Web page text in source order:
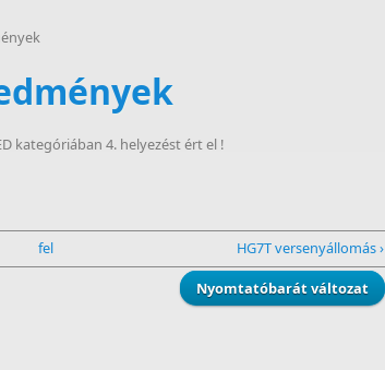
kategóriában 4. helyezést ért el !
fel HG7T versenyállomás ›
Nyomtatóbarát változat